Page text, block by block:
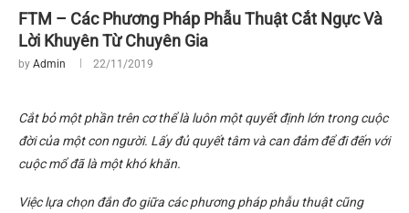
FTM – Các Phương Pháp Phẫu Thuật Cắt Ngực Và
Lời Khuyên Từ Chuyên Gia
by Admin 22/11/2019
Cắt bỏ một phần trên cơ thể là luôn một quyết định lớn trong cuộc
đời của một con người. Lấy đủ quyết tâm và can đảm để đi đến với
cuộc mổ đã là một khó khăn.
Việc lựa chọn đắn đo giữa các phương pháp phẫu thuật cũng